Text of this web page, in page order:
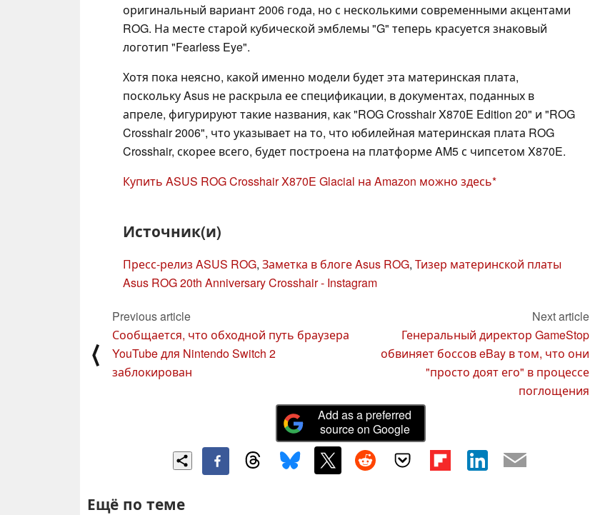
оригинальный вариант 2006 года, но с несколькими современными акцентами
ROG. На месте старой кубической эмблемы "G" теперь красуется знаковый
логотип "Fearless Eye".
Хотя пока неясно, какой именно модели будет эта материнская плата,
поскольку Asus не раскрыла ее спецификации, в документах, поданных в
апреле, фигурируют такие названия, как "ROG Crosshair X870E Edition 20" и "ROG
Crosshair 2006", что указывает на то, что юбилейная материнская плата ROG
Crosshair, скорее всего, будет построена на платформе AM5 с чипсетом X870E.
Купить ASUS ROG Crosshair X870E Glacial на Amazon можно здесь
Источник(и)
Пресс-релиз ASUS ROG, Заметка в блоге Asus ROG, Тизер материнской платы
Asus ROG 20th Anniversary Crosshair - Instagram
⟨
Previous article
Сообщается, что обходной путь браузера
YouTube для Nintendo Switch 2
заблокирован
Next article
Генеральный директор GameStop
обвиняет боссов eBay в том, что они
"просто доят его" в процессе
поглощения
Add as a preferred
source on Google
Ещё по теме